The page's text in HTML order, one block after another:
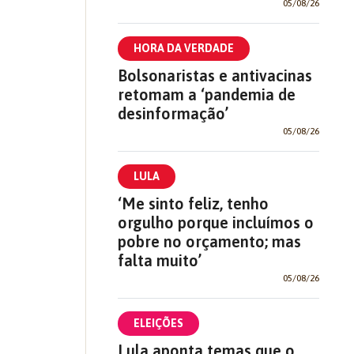
05/08/26
HORA DA VERDADE
Bolsonaristas e antivacinas
retomam a ‘pandemia de
desinformação’
05/08/26
LULA
‘Me sinto feliz, tenho
orgulho porque incluímos o
pobre no orçamento; mas
falta muito’
05/08/26
ELEIÇÕES